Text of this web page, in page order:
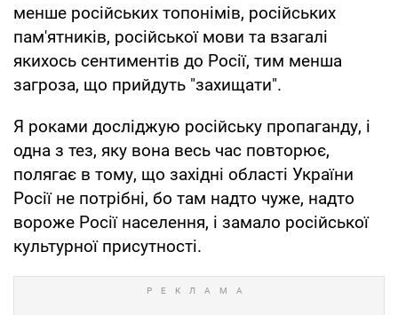
менше російських топонімів, російських
пам'ятників, російської мови та взагалі
якихось сентиментів до Росії, тим менша
загроза, що прийдуть "захищати".
Я роками досліджую російську пропаганду, і
одна з тез, яку вона весь час повторює,
полягає в тому, що західні області України
Росії не потрібні, бо там надто чуже, надто
вороже Росії населення, і замало російської
культурної присутності.